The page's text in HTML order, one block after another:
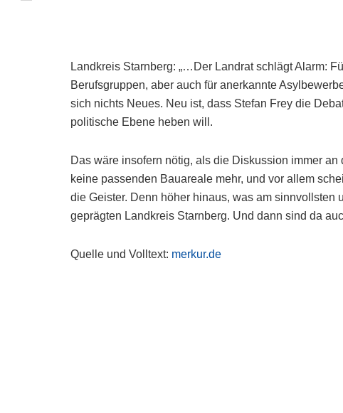
Landkreis Starnberg: „…Der Landrat schlägt Alarm:
Berufsgruppen, aber auch für anerkannte
sich nichts Neues. Neu ist, dass Stefan Frey die
politische Ebene heben will.
Das wäre insofern nötig, als die Diskussion immer
keine passenden Bauareale mehr, und vor allem
die Geister. Denn höher hinaus, was am
geprägten Landkreis Starnberg. Und dann sind da
Quelle und Volltext: merkur.de